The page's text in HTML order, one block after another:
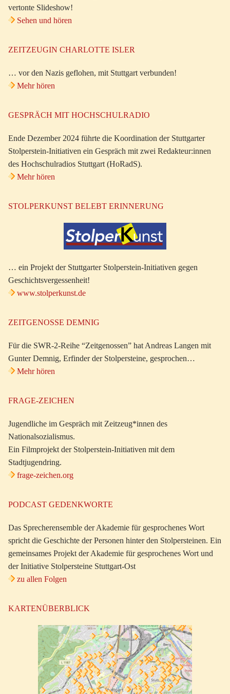
vertonte Slideshow!
Sehen und hören
ZEITZEUGIN CHARLOTTE ISLER
… vor den Nazis geflohen, mit Stuttgart verbunden!
Mehr hören
GESPRÄCH MIT HOCHSCHULRADIO
Ende Dezember 2024 führte die Koordination der Stuttgarter
Stolperstein-Initiativen ein Gespräch mit zwei Redakteur:innen
des Hochschulradios Stuttgart (HoRadS).
Mehr hören
STOLPERKUNST BELEBT ERINNERUNG
… ein Projekt der Stuttgarter Stolperstein-Initiativen gegen
Geschichtsvergessenheit!
www.stolperkunst.de
ZEITGENOSSE DEMNIG
Für die SWR-2-Reihe “Zeitgenossen” hat Andreas Langen mit
Gunter Demnig, Erfinder der Stolpersteine, gesprochen…
Mehr hören
FRAGE-ZEICHEN
Jugendliche im Gespräch mit Zeitzeug*innen des
Nationalsozialismus.
Ein Filmprojekt der Stolperstein-Initiativen mit dem
Stadtjugendring.
frage-zeichen.org
PODCAST GEDENKWORTE
Das Sprecherensemble der Akademie für gesprochenes Wort
spricht die Geschichte der Personen hinter den Stolpersteinen. Ein
gemeinsames Projekt der Akademie für gesprochenes Wort und
der Initiative Stolpersteine Stuttgart-Ost
zu allen Folgen
KARTENÜBERBLICK